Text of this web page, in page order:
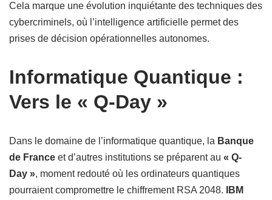
Cela marque une évolution inquiétante des techniques des
cybercriminels, où l’intelligence artificielle permet des
prises de décision opérationnelles autonomes.
Informatique Quantique :
Vers le « Q-Day »
Dans le domaine de l’informatique quantique, la Banque
de France et d’autres institutions se préparent au « Q-
Day », moment redouté où les ordinateurs quantiques
pourraient compromettre le chiffrement RSA 2048.
IBM